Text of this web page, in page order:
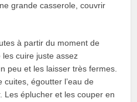
grande casserole, couvrir
à partir du moment de
les cuire juste assez
peu et les laisser très fermes.
égoutter l’eau de
Les éplucher et les couper en